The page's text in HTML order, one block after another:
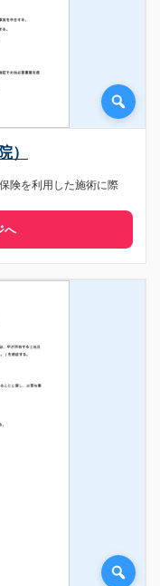
）
険を利用した施術に際
へ